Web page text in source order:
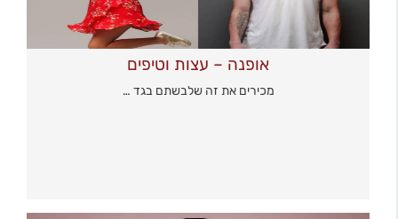
אופנה – עצות וטיפים
מכירים את זה שלבשתם בגד …